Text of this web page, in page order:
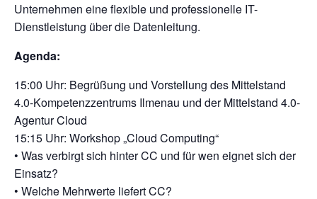
Unternehmen eine flexible und professionelle IT-
Dienstleistung über die Datenleitung.
Agenda:
15:00 Uhr: Begrüßung und Vorstellung des Mittelstand
4.0-Kompetenzzentrums Ilmenau und der Mittelstand 4.0-
Agentur Cloud
15:15 Uhr: Workshop „Cloud Computing“
• Was verbirgt sich hinter CC und für wen eignet sich der
Einsatz?
• Welche Mehrwerte liefert CC?